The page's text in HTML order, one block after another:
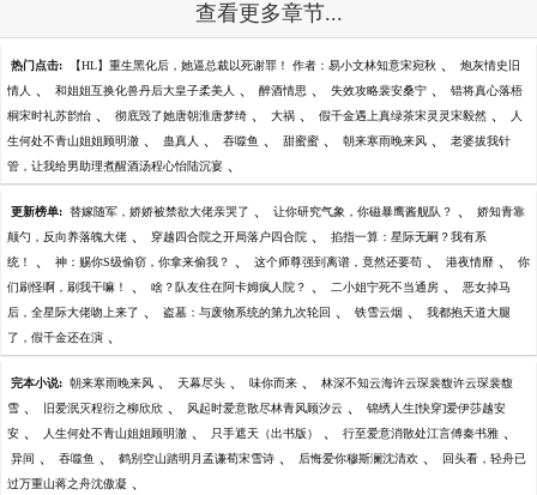
查看更多章节...
热门点击: 【HL】重生黑化后，她逼总裁以死谢罪！ 作者：易小文林知意宋宛秋 、 炮灰情史旧
情人 、 和姐姐互换化兽丹后大皇子柔美人 、 醉酒情思 、 失效攻略裴安桑宁 、 错将真心落梧
桐宋时礼苏韵怡 、 彻底毁了她唐朝淮唐梦绮 、 大祸 、 假千金遇上真绿茶宋灵灵宋毅然 、 人
生何处不青山姐姐顾明澈 、 蛊真人 、 吞噬鱼 、 甜蜜蜜 、 朝来寒雨晚来风 、 老婆拔我针
管，让我给男助理煮醒酒汤程心怡陆沉宴 、
更新榜单: 替嫁随军，娇娇被禁欲大佬亲哭了 、 让你研究气象，你磁暴鹰酱舰队？ 、 娇知青靠
颠勺，反向养落魄大佬 、 穿越四合院之开局落户四合院 、 掐指一算：星际无嗣？我有系
统！ 、 神：赐你S级偷窃，你拿来偷我？ 、 这个师尊强到离谱，竟然还要苟 、 港夜情靡 、 你
们刷怪啊，刷我干嘛！ 、 啥？队友住在阿卡姆疯人院？ 、 二小姐宁死不当通房 、 恶女掉马
后，全星际大佬吻上来了 、 盗墓：与废物系统的第九次轮回 、 铁雪云烟 、 我都抱天道大腿
了，假千金还在演 、
完本小说: 朝来寒雨晚来风 、 天幕尽头 、 味你而来 、 林深不知云海许云琛裴馥许云琛裴馥
雪 、 旧爱泯灭程衍之柳欣欣 、 风起时爱意散尽林青风顾汐云 、 锦绣人生[快穿]爱伊莎越安
安 、 人生何处不青山姐姐顾明澈 、 只手遮天（出书版） 、 行至爱意消散处江言傅秦书雅 、
异间 、 吞噬鱼 、 鹤别空山踏明月孟谦荀宋雪诗 、 后悔爱你穆斯澜沈清欢 、 回头看，轻舟已
过万重山蒋之舟沈傲凝 、